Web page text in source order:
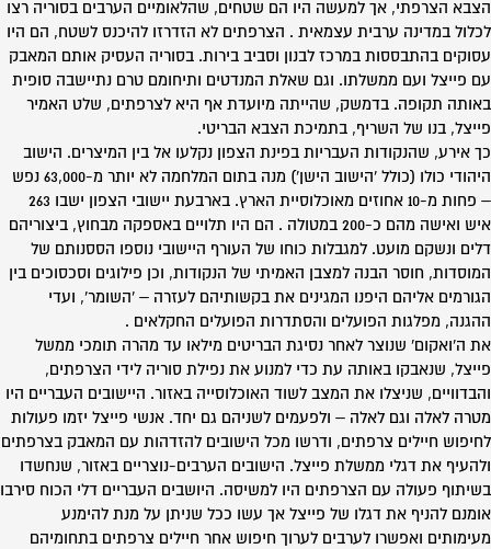
הצבא הצרפתי, אך למעשה היו הם שטחים, שהלאומיים הערבים בסוריה רצו
לכלול במדינה ערבית עצמאית . הצרפתים לא הזדרזו להיכנס לשטח, הם היו
עסוקים בהתבססות במרכז לבנון וסביב בירות. בסוריה העסיק אותם המאבק
עם פייצל ועם ממשלתו. וגם שאלת המנדטים ותיחומם טרם נתיישבה סופית
באותה תקופה. בדמשק, שהייתה מיועדת אף היא לצרפתים, שלט האמיר
פייצל, בנו של השריף, בתמיכת הצבא הבריטי.
כך אירע, שהנקודות העבריות בפינת הצפון נקלעו אל בין המיצרים. הישוב
היהודי כולו (כולל 'הישוב הישן') מנה בתום המלחמה לא יותר מ-63,000 נפש
– פחות מ-10 אחוזים מאוכלוסיית הארץ. בארבעת יישובי הצפון ישבו 263
איש ואישה מהם כ-200 במטולה . הם היו תלויים באספקה מבחוץ, ביצוריהם
דלים ונשקם מועט. למגבלות כוחו של העורף היישובי נוספו הססנותם של
המוסדות, חוסר הבנה למצבן האמיתי של הנקודות, וכן פילוגים וסכסוכים בין
הגורמים אליהם היפנו המגינים את בקשותיהם לעזרה – 'השומר', ועדי
ההגנה, מפלגות הפועלים והסתדרות הפועלים החקלאים .
את ה'ואקום' שנוצר לאחר נסיגת הבריטים מילאו עד מהרה תומכי ממשל
פייצל, שנאבקו באותה עת כדי למנוע את נפילת סוריה לידי הצרפתים,
והבדוויים, שניצלו את המצב לשוד האוכלוסייה באזור. היישובים העבריים היו
מטרה לאלה וגם לאלה – ולפעמים לשניהם גם יחד. אנשי פייצל יזמו פעולות
לחיפוש חיילים צרפתים, ודרשו מכל הישובים להזדהות עם המאבק בצרפתים
ולהעיף את דגלי ממשלת פייצל. הישובים הערבים-נוצריים באזור, שנחשדו
בשיתוף פעולה עם הצרפתים היו למשיסה. היושבים העבריים דלי הכוח סירבו
אומנם להניף את דגלו של פייצל אך עשו ככל שניתן על מנת להימנע
מעימותים ואפשרו לערבים לערוך חיפוש אחר חיילים צרפתים בתחומיהם